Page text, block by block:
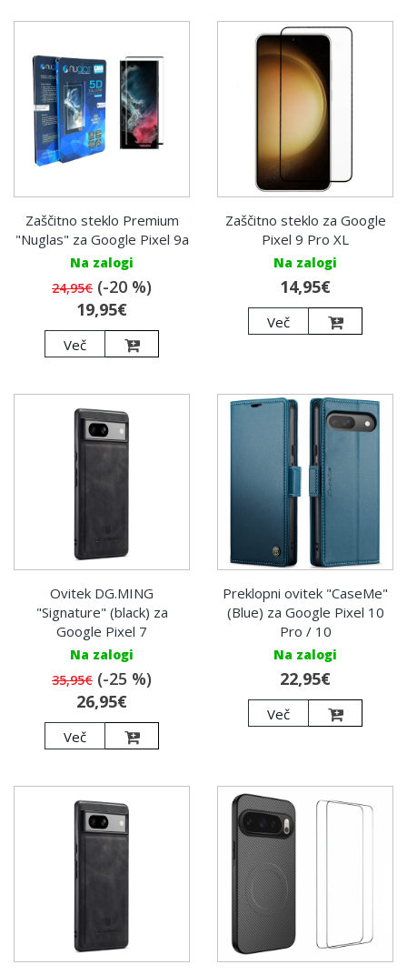
Zaščitno steklo Premium
"Nuglas" za Google Pixel 9a
Na zalogi
24,95€ (-20 %)
19,95€
Več
Zaščitno steklo za Google
Pixel 9 Pro XL
Na zalogi
14,95€
Več
Ovitek DG.MING
"Signature" (black) za
Google Pixel 7
Na zalogi
35,95€ (-25 %)
26,95€
Več
Preklopni ovitek "CaseMe"
(Blue) za Google Pixel 10
Pro / 10
Na zalogi
22,95€
Več